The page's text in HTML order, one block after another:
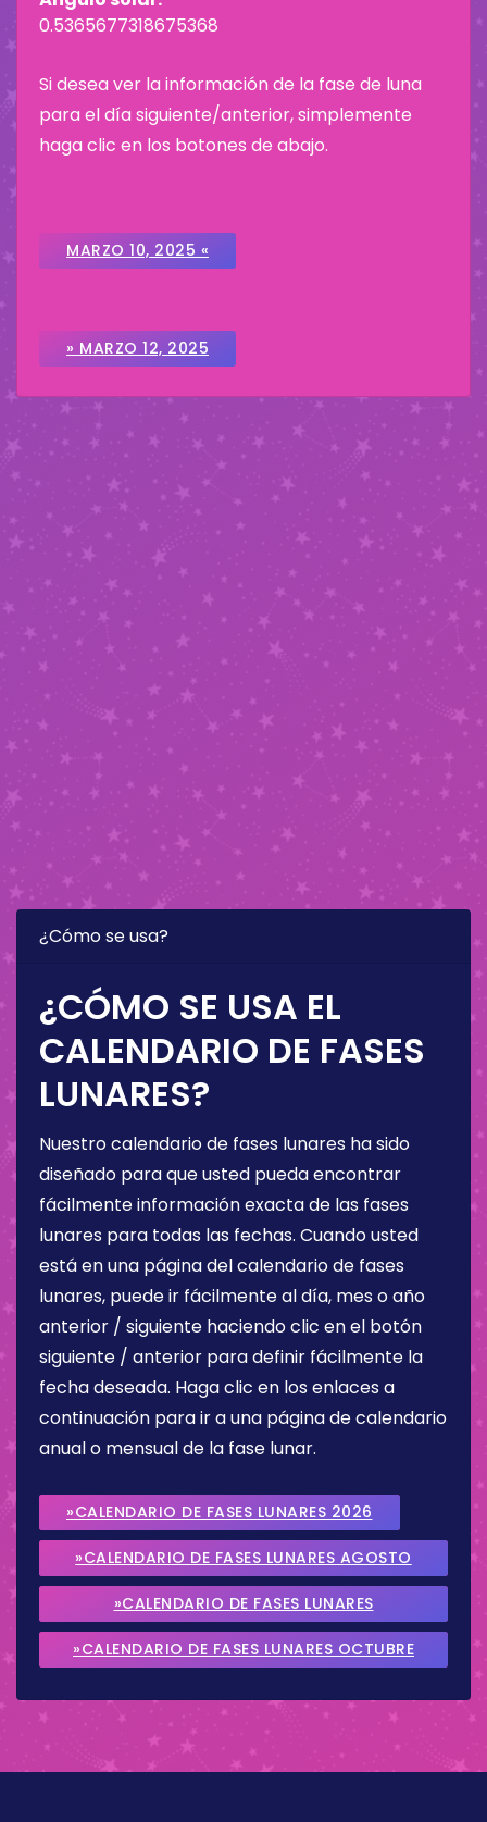
0.5365677318675368
Si desea ver la información de la fase de luna
para el día siguiente/anterior, simplemente
haga clic en los botones de abajo.
MARZO 10, 2025 «
» MARZO 12, 2025
¿Cómo se usa?
¿CÓMO SE USA EL
CALENDARIO DE FASES
LUNARES?
Nuestro calendario de fases lunares ha sido
diseñado para que usted pueda encontrar
fácilmente información exacta de las fases
lunares para todas las fechas. Cuando usted
está en una página del calendario de fases
lunares, puede ir fácilmente al día, mes o año
anterior / siguiente haciendo clic en el botón
siguiente / anterior para definir fácilmente la
fecha deseada. Haga clic en los enlaces a
continuación para ir a una página de calendario
anual o mensual de la fase lunar.
»CALENDARIO DE FASES LUNARES 2026
»CALENDARIO DE FASES LUNARES AGOSTO
2026
»CALENDARIO DE FASES LUNARES
SEPTIEMBRE 2026
»CALENDARIO DE FASES LUNARES OCTUBRE